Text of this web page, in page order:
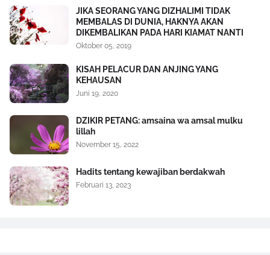
JIKA SEORANG YANG DIZHALIMI TIDAK
MEMBALAS DI DUNIA, HAKNYA AKAN
DIKEMBALIKAN PADA HARI KIAMAT NANTI
Oktober 05, 2019
KISAH PELACUR DAN ANJING YANG
KEHAUSAN
Juni 19, 2020
DZIKIR PETANG: amsaina wa amsal mulku
lillah
November 15, 2022
Hadits tentang kewajiban berdakwah
Februari 13, 2023